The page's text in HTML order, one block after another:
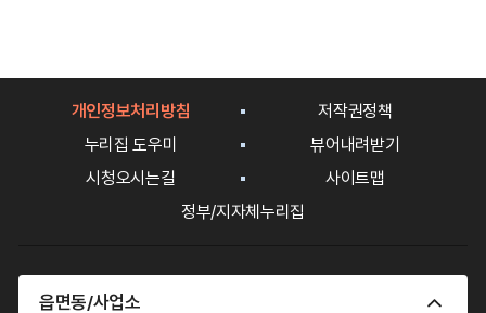
가
개인정보처리방침
저작권정책
누리집 도우미
뷰어내려받기
시청오시는길
사이트맵
정부/지자체누리집
읍면동/사업소